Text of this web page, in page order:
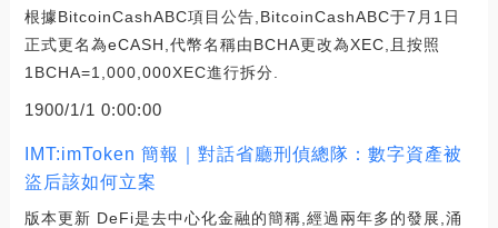
根據BitcoinCashABC項目公告,BitcoinCashABC于7月1日
正式更名為eCASH,代幣名稱由BCHA更改為XEC,且按照
1BCHA=1,000,000XEC進行拆分.
1900/1/1 0:00:00
IMT:imToken 簡報｜對話省廳刑偵總隊：數字資產被
盜后該如何立案
版本更新 DeFi是去中心化金融的簡稱,經過兩年多的發展,涌